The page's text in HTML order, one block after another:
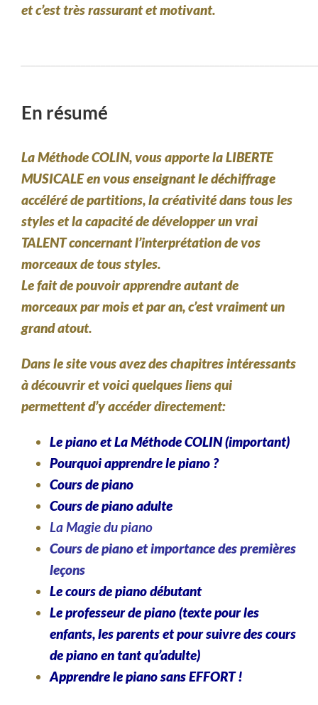
et c’est très rassurant et motivant.
En résumé
La Méthode COLIN, vous apporte la LIBERTE
MUSICALE en vous enseignant le déchiffrage
accéléré de partitions, la créativité dans tous les
styles et la capacité de développer un vrai
TALENT concernant l’interprétation de vos
morceaux de tous styles.
Le fait de pouvoir apprendre autant de
morceaux par mois et par an, c’est vraiment un
grand atout.
Dans le site vous avez des chapitres intéressants
à découvrir et voici quelques liens qui
permettent d’y accéder directement:
Le piano et La Méthode COLIN (important)
Pourquoi apprendre le piano ?
Cours de piano
Cours de piano adulte
La Magie du piano
Cours de piano et importance des premières
leçons
Le cours de piano débutant
Le professeur de piano (texte pour les
enfants, les parents et pour suivre des cours
de piano en tant qu’adulte)
Apprendre le piano sans EFFORT !